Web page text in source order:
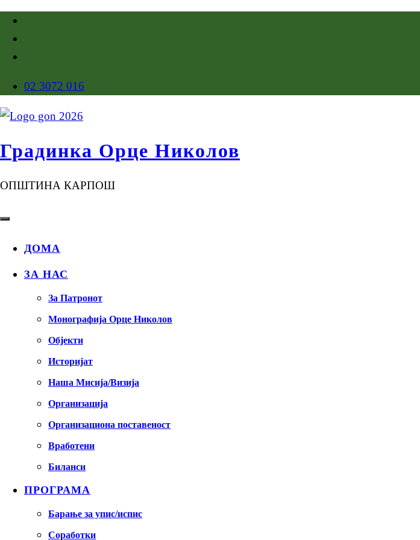
02 3072 016
Градинка Орце Николов
ОПШТИНА КАРПОШ
ДОМА
ЗА НАС
За Патронот
Монографија Орце Николов
Објекти
Историјат
Наша Мисија/Визија
Организација
Организациона поставеност
Вработени
Биланси
ПРОГРАМА
Барање за упис/испис
Соработки